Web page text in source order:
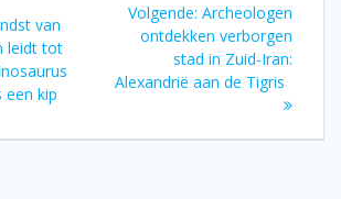
van
leidt tot
een kip
Volgende: Volgend
bericht:
Archeologen
ontdekken verborgen
stad in Zuid-Iran:
Alexandrië aan de Tigris